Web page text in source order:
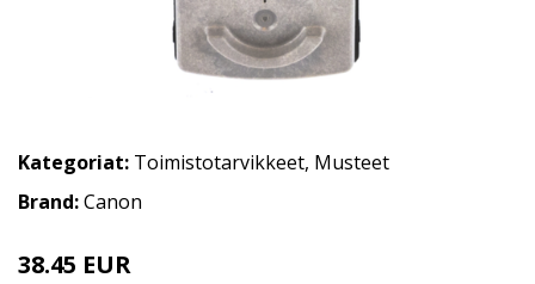
Kategoriat: Toimistotarvikkeet, Musteet
Brand:Canon
38.45 EUR